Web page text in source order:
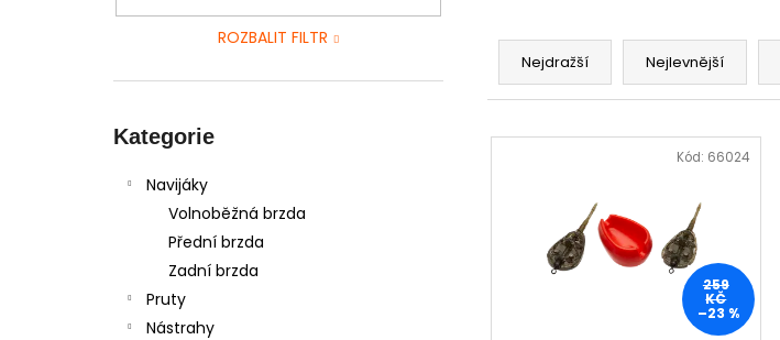
ROZBALIT FILTR
kategorie
Kategorie
Navijáky
Volnoběžná brzda
Přední brzda
Zadní brzda
Pruty
Nástrahy
Ř
z
Nejdražší Nejlevnější
V
259
KČ
–23 %
Kód: 66024